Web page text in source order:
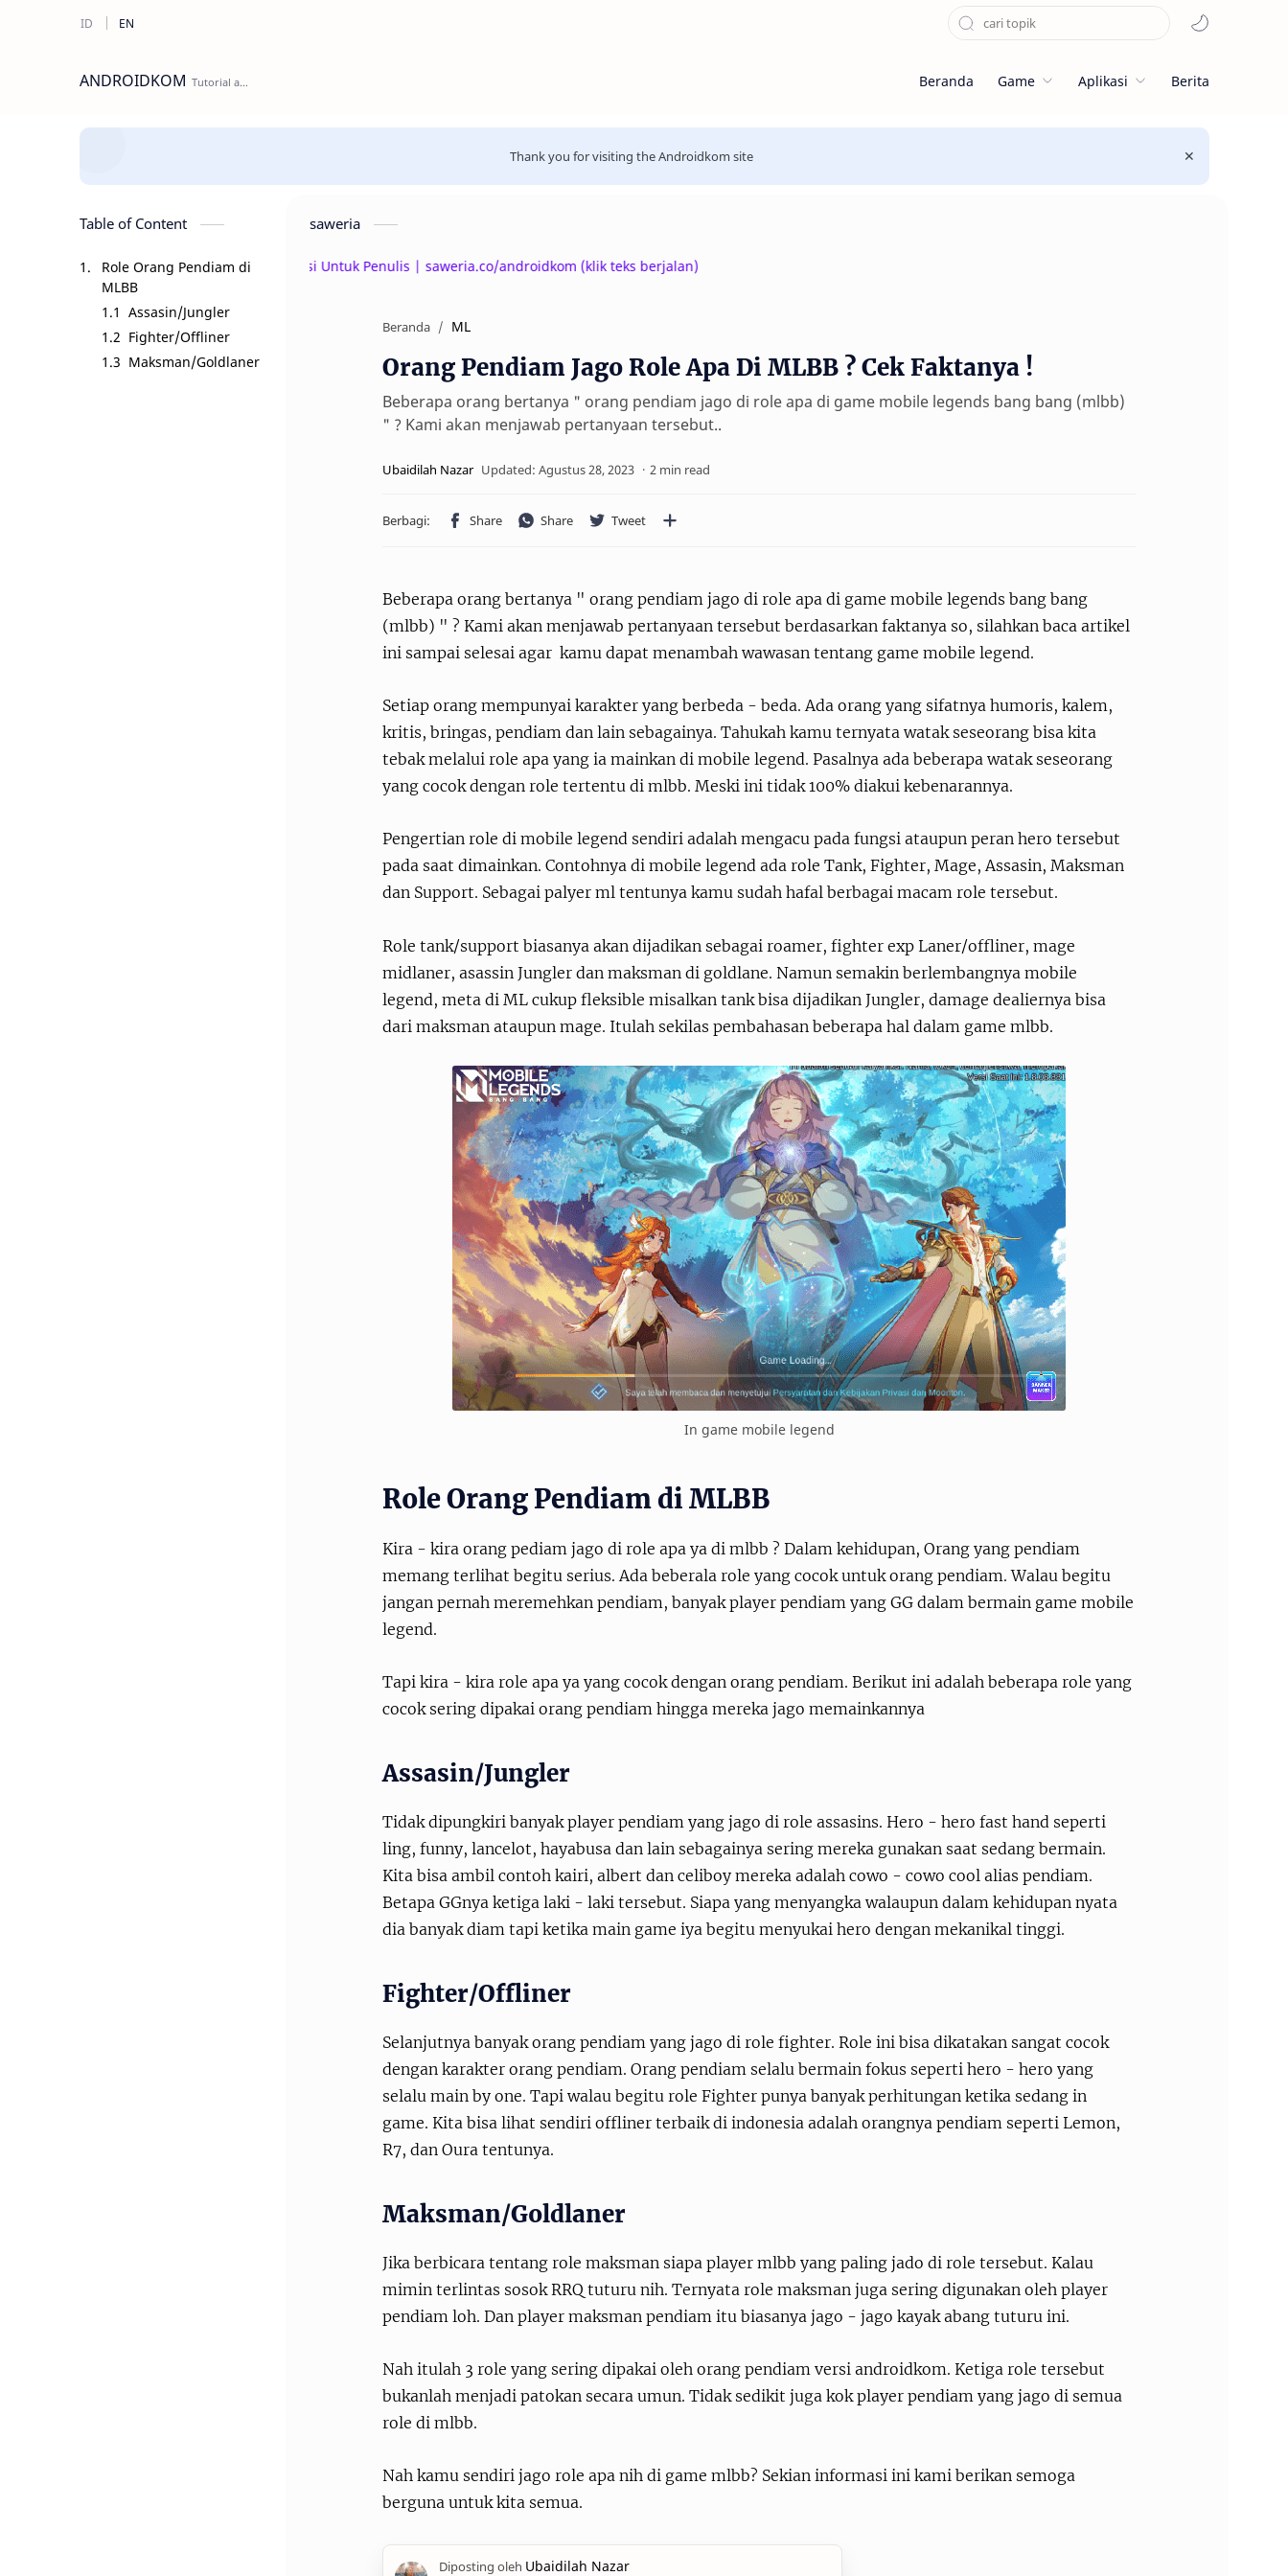
ANDROIDKOM Beranda Game Aplikasi Berita
Thank you for visiting the Androidkom site
Table of Content
Role Orang Pendiam di
MLBB
Assasin/Jungler
Fighter/Offliner
Maksman/Goldlaner
saweria
Beri Donasi Untuk Penulis | saweria.co/androidkom (klik teks berjalan)
Beranda ML
Orang Pendiam Jago Role Apa Di MLBB ? Cek Faktanya !
Beberapa orang bertanya " orang pendiam jago di role apa di game mobile legends bang bang (mlbb)
" ? Kami akan menjawab pertanyaan tersebut..
2 min read
Beberapa orang bertanya " orang pendiam jago di role apa di game mobile legends bang bang
(mlbb) " ? Kami akan menjawab pertanyaan tersebut berdasarkan faktanya so, silahkan baca artikel
ini sampai selesai agar kamu dapat menambah wawasan tentang game mobile legend.
Setiap orang mempunyai karakter yang berbeda - beda. Ada orang yang sifatnya humoris, kalem,
kritis, bringas, pendiam dan lain sebagainya. Tahukah kamu ternyata watak seseorang bisa kita
tebak melalui role apa yang ia mainkan di mobile legend. Pasalnya ada beberapa watak seseorang
yang cocok dengan role tertentu di mlbb. Meski ini tidak 100% diakui kebenarannya.
Pengertian role di mobile legend sendiri adalah mengacu pada fungsi ataupun peran hero tersebut
pada saat dimainkan. Contohnya di mobile legend ada role Tank, Fighter, Mage, Assasin, Maksman
dan Support. Sebagai palyer ml tentunya kamu sudah hafal berbagai macam role tersebut.
Role tank/support biasanya akan dijadikan sebagai roamer, fighter exp Laner/offliner, mage
midlaner, asassin Jungler dan maksman di goldlane. Namun semakin berlembangnya mobile
legend, meta di ML cukup fleksible misalkan tank bisa dijadikan Jungler, damage dealiernya bisa
dari maksman ataupun mage. Itulah sekilas pembahasan beberapa hal dalam game mlbb.
In game mobile legend
Role Orang Pendiam di MLBB
Kira - kira orang pediam jago di role apa ya di mlbb ? Dalam kehidupan, Orang yang pendiam
memang terlihat begitu serius. Ada beberala role yang cocok untuk orang pendiam. Walau begitu
jangan pernah meremehkan pendiam, banyak player pendiam yang GG dalam bermain game mobile
legend.
Tapi kira - kira role apa ya yang cocok dengan orang pendiam. Berikut ini adalah beberapa role yang
cocok sering dipakai orang pendiam hingga mereka jago memainkannya
Assasin/Jungler
Tidak dipungkiri banyak player pendiam yang jago di role assasins. Hero - hero fast hand seperti
ling, funny, lancelot, hayabusa dan lain sebagainya sering mereka gunakan saat sedang bermain.
Kita bisa ambil contoh kairi, albert dan celiboy mereka adalah cowo - cowo cool alias pendiam.
Betapa GGnya ketiga laki - laki tersebut. Siapa yang menyangka walaupun dalam kehidupan nyata
dia banyak diam tapi ketika main game iya begitu menyukai hero dengan mekanikal tinggi.
Fighter/Offliner
Selanjutnya banyak orang pendiam yang jago di role fighter. Role ini bisa dikatakan sangat cocok
dengan karakter orang pendiam. Orang pendiam selalu bermain fokus seperti hero - hero yang
selalu main by one. Tapi walau begitu role Fighter punya banyak perhitungan ketika sedang in
game. Kita bisa lihat sendiri offliner terbaik di indonesia adalah orangnya pendiam seperti Lemon,
R7, dan Oura tentunya.
Maksman/Goldlaner
Jika berbicara tentang role maksman siapa player mlbb yang paling jado di role tersebut. Kalau
mimin terlintas sosok RRQ tuturu nih. Ternyata role maksman juga sering digunakan oleh player
pendiam loh. Dan player maksman pendiam itu biasanya jago - jago kayak abang tuturu ini.
Nah itulah 3 role yang sering dipakai oleh orang pendiam versi androidkom. Ketiga role tersebut
bukanlah menjadi patokan secara umun. Tidak sedikit juga kok player pendiam yang jago di semua
role di mlbb.
Nah kamu sendiri jago role apa nih di game mlbb? Sekian informasi ini kami berikan semoga
berguna untuk kita semua.